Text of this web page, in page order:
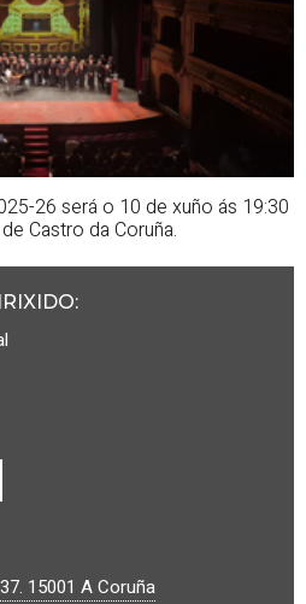
26 será o 10 de xuño ás 19:30
Castro da Coruña.
:
15001 A Coruña